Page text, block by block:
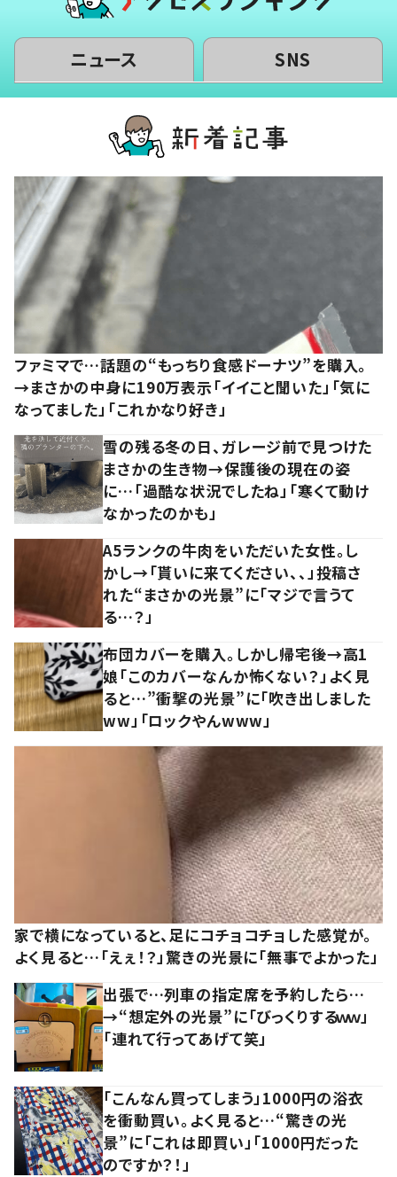
ニュース SNS
ファミマで…話題の“もっちり食感ドーナツ”を購入。
→まさかの中身に190万表示「イイこと聞いた」「気に
なってました」「これかなり好き」
雪の残る冬の日、ガレージ前で見つけた
まさかの生き物→保護後の現在の姿
に…「過酷な状況でしたね」「寒くて動け
なかったのかも」
A5ランクの牛肉をいただいた女性。し
かし→「貰いに来てください、、」投稿さ
れた“まさかの光景”に「マジで言うて
る…？」
布団カバーを購入。しかし帰宅後→高1
娘「このカバーなんか怖くない？」よく見
ると…”衝撃の光景”に「吹き出しました
ww」「ロックやんwww」
家で横になっていると、足にコチョコチョした感覚が。
よく見ると…「えぇ！？」驚きの光景に「無事でよかった」
出張で…列車の指定席を予約したら…
→“想定外の光景”に「びっくりするｗｗ」
「連れて行ってあげて笑」
「こんなん買ってしまう」1000円の浴衣
を衝動買い。よく見ると…“驚きの光
景”に「これは即買い」「1000円だった
のですか？！」